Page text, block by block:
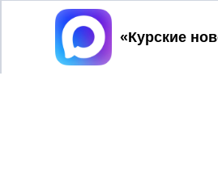
Принять